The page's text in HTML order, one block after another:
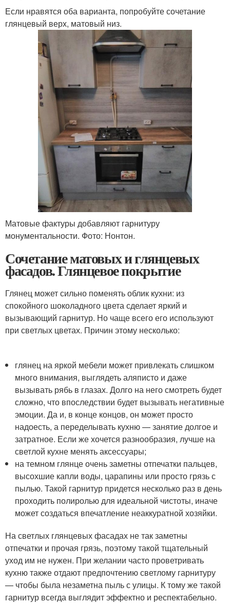
Если нравятся оба варианта, попробуйте сочетание
глянцевый верх, матовый низ.
Матовые фактуры добавляют гарнитуру
монументальности. Фото: Нонтон.
Сочетание матовых и глянцевых
фасадов. Глянцевое покрытие
Глянец может сильно поменять облик кухни: из
спокойного шоколадного цвета сделает яркий и
вызывающий гарнитур. Но чаще всего его используют
при светлых цветах. Причин этому несколько:
глянец на яркой мебели может привлекать слишком
много внимания, выглядеть аляписто и даже
вызывать рябь в глазах. Долго на него смотреть будет
сложно, что впоследствии будет вызывать негативные
эмоции. Да и, в конце концов, он может просто
надоесть, а переделывать кухню — занятие долгое и
затратное. Если же хочется разнообразия, лучше на
светлой кухне менять аксессуары;
на темном глянце очень заметны отпечатки пальцев,
высохшие капли воды, царапины или просто грязь с
пылью. Такой гарнитур придется несколько раз в день
проходить полиролью для идеальной чистоты, иначе
может создаться впечатление неаккуратной хозяйки.
На светлых глянцевых фасадах не так заметны
отпечатки и прочая грязь, поэтому такой тщательный
уход им не нужен. При желании часто проветривать
кухню также отдают предпочтению светлому гарнитуру
— чтобы была незаметна пыль с улицы. К тому же такой
гарнитур всегда выглядит эффектно и респектабельно.